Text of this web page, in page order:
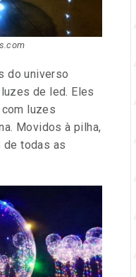
do universo
de led. Eles
luzes
Movidos à pilha,
todas as